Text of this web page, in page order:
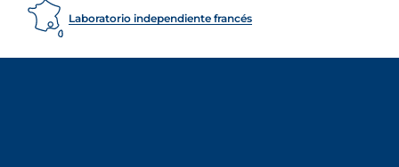
Laboratorio independiente francés